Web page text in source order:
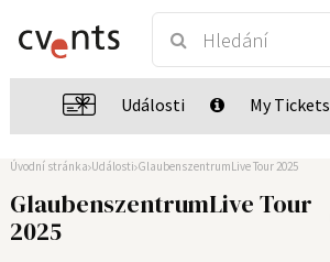
Události My Tickets
Úvodní stránka Události GlaubenszentrumLive Tour 2025
GlaubenszentrumLive Tour
2025